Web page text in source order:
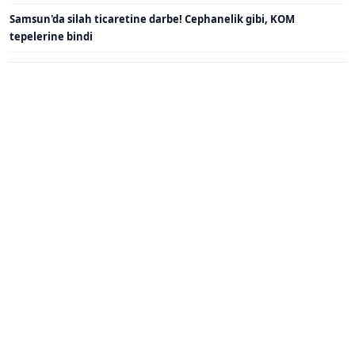
Samsun'da silah ticaretine darbe! Cephanelik gibi, KOM
tepelerine bindi